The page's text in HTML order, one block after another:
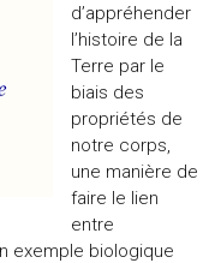
d’appréhender
l’histoire de la
Terre par le
biais des
propriétés de
notre corps,
une manière de
faire le lien
entre
exemple biologique